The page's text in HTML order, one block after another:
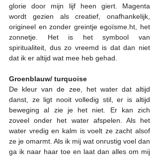
glorie door mijn lijf heen giert. Magenta
wordt gezien als creatief, onafhankelijk,
origineel en zonder greintje egoïsme.ht, het
zonnetje. Het is het symbool van
spiritualiteit, dus zo vreemd is dat dan niet
dat ik er altijd wat mee heb gehad.
Groenblauw/ turquoise
De kleur van de zee, het water dat altijd
danst, ze ligt nooit volledig stil, er is altijd
beweging al zie je het niet. Er kan zich
zoveel onder het water afspelen. Als het
water vredig en kalm is voelt ze zacht alsof
ze je omarmt. Als ik mij wat onrustig voel dan
ga ik naar haar toe en laat dan alles om mij